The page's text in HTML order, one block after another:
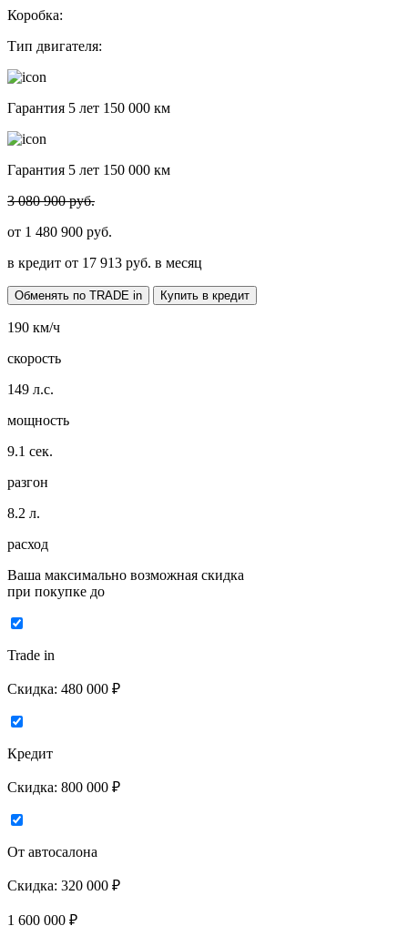
Коробка:
Тип двигателя:
Гарантия 5 лет 150 000 км
Гарантия 5 лет 150 000 км
3 080 900 руб.
от 1 480 900 руб.
в кредит от 17 913 руб. в месяц
Обменять по TRADE in Купить в кредит
190 км/ч
скорость
149 л.с.
мощность
9.1 сек.
разгон
8.2 л.
расход
Ваша максимально возможная скидка
при покупке до
Trade in
Скидка: 480 000 ₽
Кредит
Скидка: 800 000 ₽
От автосалона
Скидка: 320 000 ₽
1 600 000 ₽